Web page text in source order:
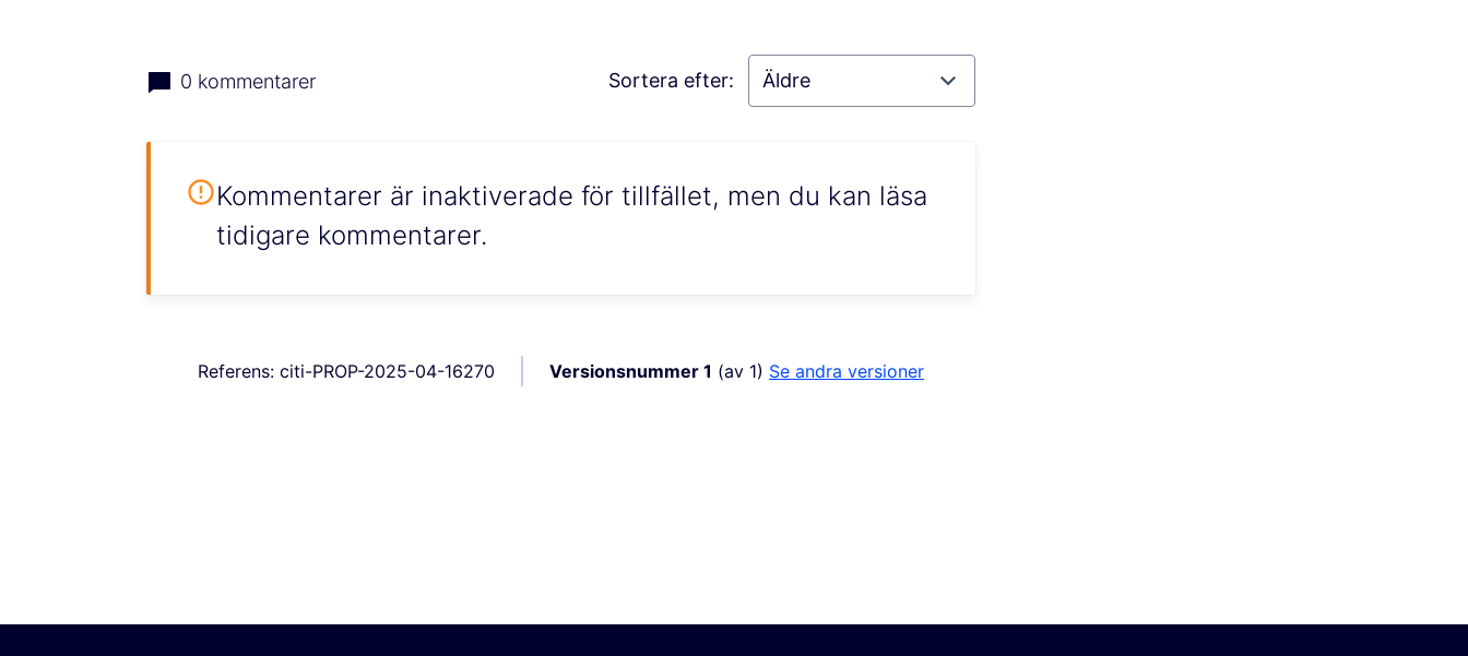
0 kommentarer Sortera efter:
Kommentarer är inaktiverade för tillfället, men du kan läsa
tidigare kommentarer.
Referens: citi-PROP-2025-04-16270 Versionsnummer 1 (av 1) se andra versioner